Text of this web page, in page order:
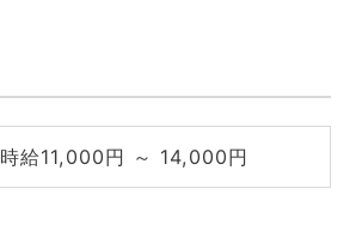
時給11,000円 ～ 14,000円